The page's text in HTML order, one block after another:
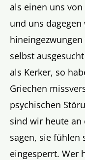
als einen uns
und uns
selbst
als Kerker, so
Griechen
psychischen
sind wir heute an
sagen, sie fühlen
eingesperrt. Wer